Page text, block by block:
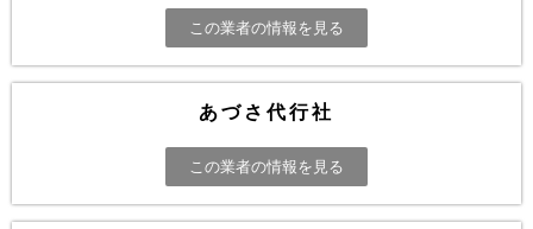
この業者の情報を見る
あづさ代行社
この業者の情報を見る